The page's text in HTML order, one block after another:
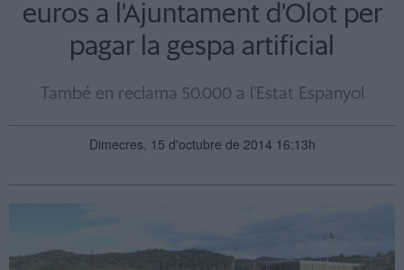
euros a l'Ajuntament d'Olot per
pagar la gespa artificial
També en reclama 50.000 a l'Estat Espanyol
Dimecres, 15 d'octubre de 2014 16:13h